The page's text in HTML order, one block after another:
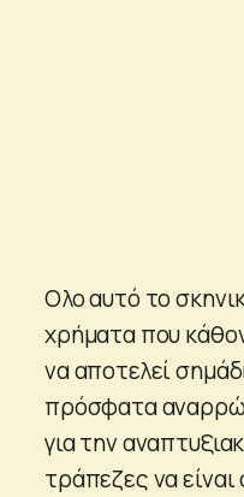
Ολο αυτό το
χρήματα που
να αποτελεί
πρόσφατα
για την
τράπεζες να